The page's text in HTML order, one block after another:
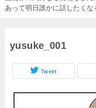
あって明日誰かに話したくな
yusuke_001
Tweet